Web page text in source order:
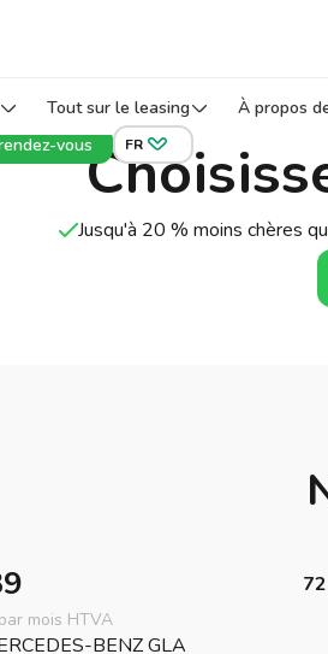
Tout sur le leasing À propos
vous FR
Jusqu'à 20 % moins chères
mois HTVA